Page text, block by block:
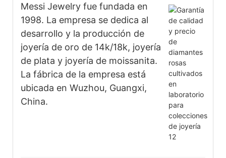
Messi Jewelry fue fundada en
1998. La empresa se dedica al
desarrollo y la producción de
joyería de oro de 14k/18k, joyería
de plata y joyería de moissanita.
La fábrica de la empresa está
ubicada en Wuzhou, Guangxi,
China.